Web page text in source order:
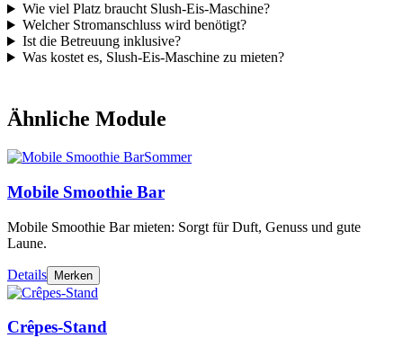
Wie viel Platz braucht Slush-Eis-Maschine?
Welcher Stromanschluss wird benötigt?
Ist die Betreuung inklusive?
Was kostet es, Slush-Eis-Maschine zu mieten?
Ähnliche Module
Sommer
Mobile Smoothie Bar
Mobile Smoothie Bar mieten: Sorgt für Duft, Genuss und gute
Laune.
Details Merken
Crêpes-Stand